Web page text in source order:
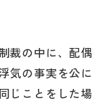
裁の中に、配偶
気の事実を公に
じことをした場